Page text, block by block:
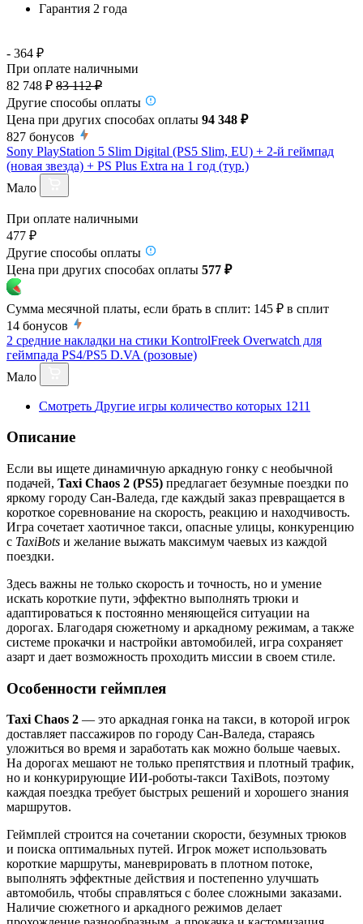
Гарантия 2 года
- 364 ₽
При оплате наличными
82 748 ₽ 83 112 ₽
Другие способы оплаты
Цена при других способах оплаты 94 348 ₽
827 бонусов
Sony PlayStation 5 Slim Digital (PS5 Slim, EU) + 2-й геймпад
(новая звезда) + PS Plus Extra на 1 год (тур.)
Мало
При оплате наличными
477 ₽
Другие способы оплаты
Цена при других способах оплаты 577 ₽
Сумма месячной платы, если брать в сплит: 145 ₽ в сплит
14 бонусов
2 средние накладки на стики KontrolFreek Overwatch для
геймпада PS4/PS5 D.VA (розовые)
Мало
Смотреть Другие игры количество которых 1211
Описание
Если вы ищете динамичную аркадную гонку с необычной
подачей, Taxi Chaos 2 (PS5) предлагает безумные поездки по
яркому городу Сан-Валеда, где каждый заказ превращается в
короткое соревнование на скорость, реакцию и находчивость.
Игра сочетает хаотичное такси, опасные улицы, конкуренцию
с TaxiBots и желание выжать максимум чаевых из каждой
поездки.
Здесь важны не только скорость и точность, но и умение
искать короткие пути, эффектно выполнять трюки и
адаптироваться к постоянно меняющейся ситуации на
дорогах. Благодаря сюжетному и аркадному режимам, а также
системе прокачки и настройки автомобилей, игра сохраняет
азарт и дает возможность проходить миссии в своем стиле.
Особенности геймплея
Taxi Chaos 2 — это аркадная гонка на такси, в которой игрок
доставляет пассажиров по городу Сан-Валеда, стараясь
уложиться во время и заработать как можно больше чаевых.
На дорогах мешают не только препятствия и плотный трафик,
но и конкурирующие ИИ-роботы-такси TaxiBots, поэтому
каждая поездка требует быстрых решений и хорошего знания
маршрутов.
Геймплей строится на сочетании скорости, безумных трюков
и поиска оптимальных путей. Игрок может использовать
короткие маршруты, маневрировать в плотном потоке,
выполнять эффектные действия и постепенно улучшать
автомобиль, чтобы справляться с более сложными заказами.
Наличие сюжетного и аркадного режимов делает